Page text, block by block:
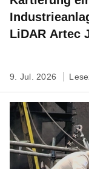
LiDAR Artec
9. Jul. 2026